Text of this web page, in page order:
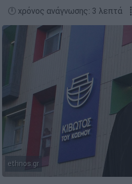
🕛 χρόνος ανάγνωσης: 3 λεπτά ┋
ethnos.gr